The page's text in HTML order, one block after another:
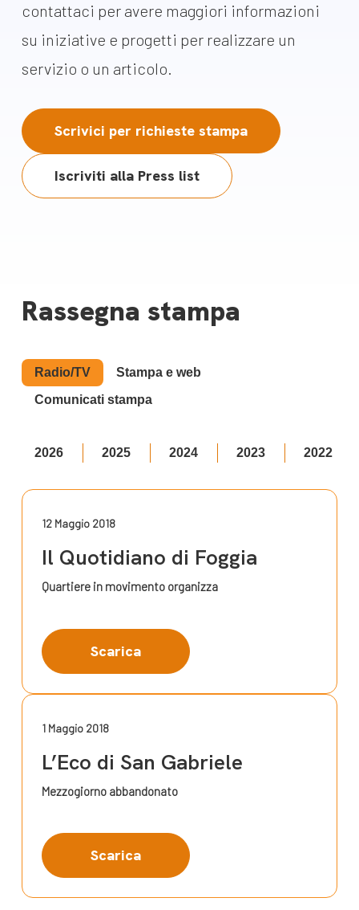
contattaci per avere maggiori informazioni
su iniziative e progetti per realizzare un
servizio o un articolo.
Scrivici per richieste stampa
Iscriviti alla Press list
Rassegna stampa
Radio/TV
Stampa e web
Comunicati stampa
2026 2025 2024 2023 2022
12 Maggio 2018
Il Quotidiano di Foggia
Quartiere in movimento organizza
Scarica
1 Maggio 2018
L’Eco di San Gabriele
Mezzogiorno abbandonato
Scarica
Seguici sui social: